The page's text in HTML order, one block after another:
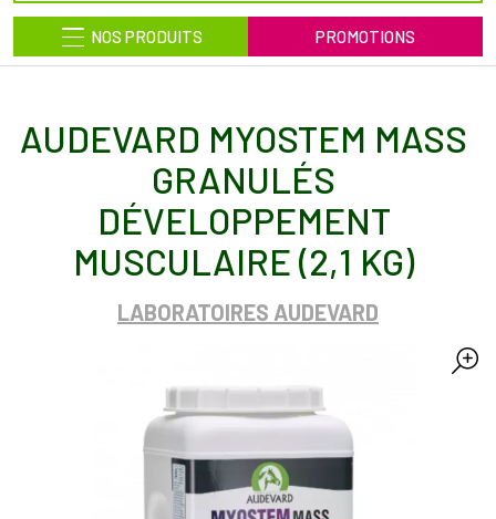
NOS PRODUITS PROMOTIONS
AUDEVARD MYOSTEM MASS
GRANULÉS
DÉVELOPPEMENT
MUSCULAIRE (2,1 KG)
LABORATOIRES AUDEVARD